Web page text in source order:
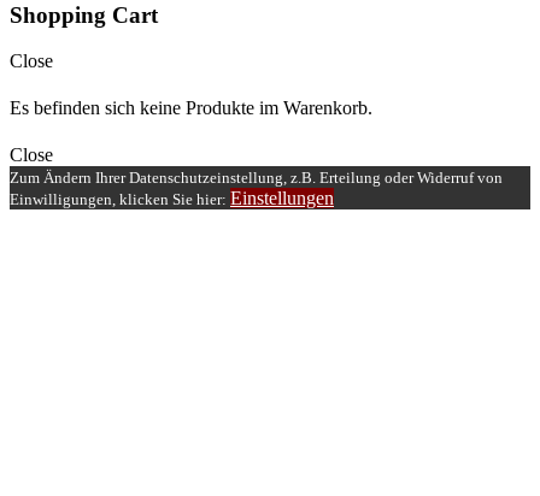
Shopping Cart
Close
Es befinden sich keine Produkte im Warenkorb.
Close
Zum Ändern Ihrer Datenschutzeinstellung, z.B. Erteilung oder Widerruf von
Einwilligungen, klicken Sie hier: Einstellungen